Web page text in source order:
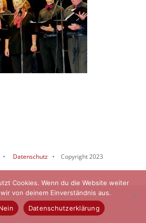
• Datenschutz • Copyright 2023
Cookies. Wenn du die Website weiter
von deinem Einverständnis aus.
Datenschutzerklärung